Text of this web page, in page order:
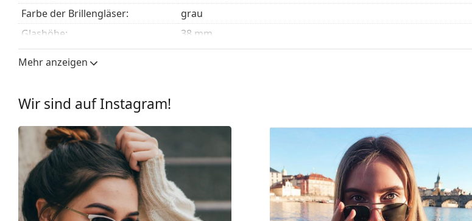
Farbe der Brillengläser:
grau
Glashöhe:
38 mm
Glasbreite:
59 mm
Brillenfassungen
Rahmenform:
Rechteckig
Farbe der Fassung:
Material der Fassung:
Größe:
L
Brillenbreite:
143 mm
Mehr anzeigen
Wir sind auf Instagram!